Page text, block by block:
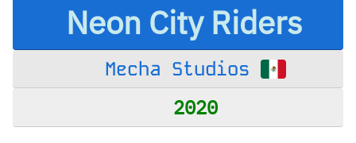
Neon City Riders
Mecha Studios
2020